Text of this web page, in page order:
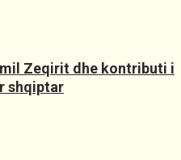
Zeqirit dhe kontributi i
shqiptar